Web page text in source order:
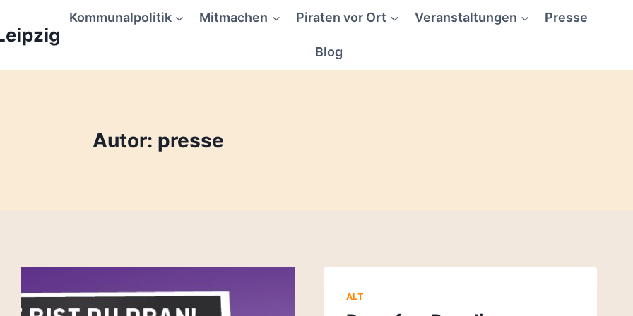
Kommunalpolitik Mitmachen Piraten vor Ort Veranstaltungen Presse
Blog
Autor: presse
ALT